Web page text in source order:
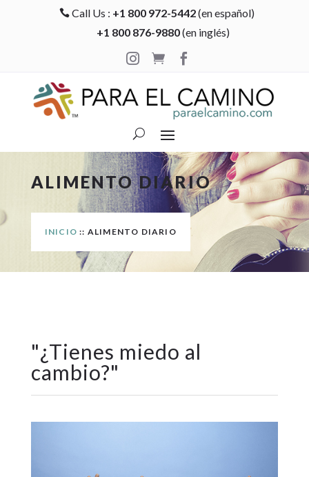
 Call Us : +1 800 972-5442(en español)
+1 800 876-9880(en inglés)

 
ALIMENTO DIARIO
INICIO :: ALIMENTO DIARIO
"¿Tienes miedo al
cambio?"